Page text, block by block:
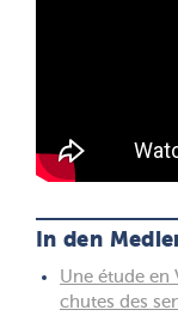
In den
Une étude en
chutes des